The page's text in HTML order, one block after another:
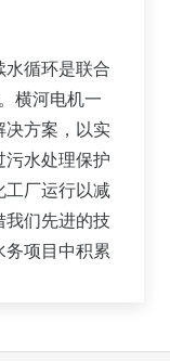
循环是联合
横河电机一
决方案，以实
水处理保护
工厂运行以减
我们先进的技
项目中积累